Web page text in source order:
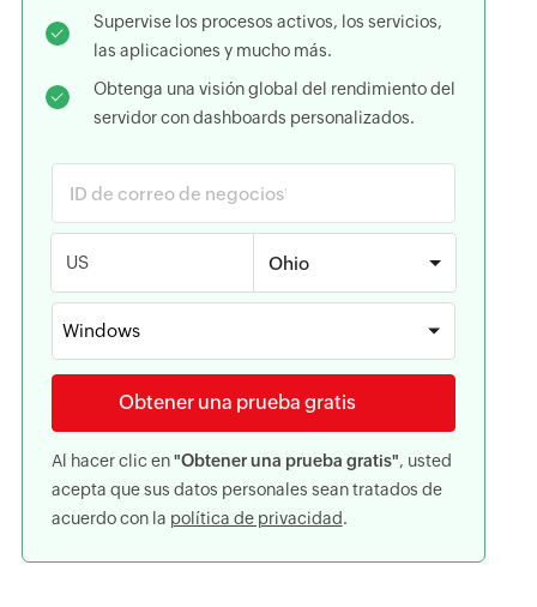
Supervise los procesos activos, los servicios,
las aplicaciones y mucho más.
Obtenga una visión global del rendimiento del
servidor con dashboards personalizados.
US
Windows
Obtener una prueba gratis
Al hacer clic en"Obtener una prueba gratis", usted
acepta que sus datos personales sean tratados de
acuerdo con la política de privacidad.